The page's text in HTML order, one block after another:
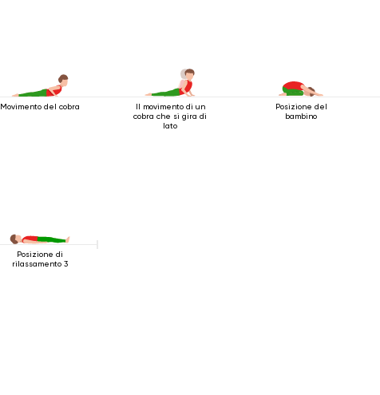
Movimento del cobra
Il movimento di un
cobra che si gira di
lato
Posizione del
bambino
Posizione di
rilassamento 3